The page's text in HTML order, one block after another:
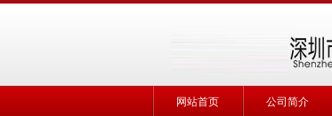
网站首页 公司简介